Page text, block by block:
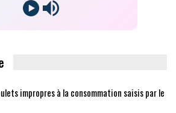
impropres à la consommation saisis par le